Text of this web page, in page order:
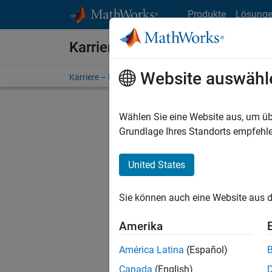
Produkte
Karriere bei MathWorks
Karriere – Übersicht Stellensuche
FILTER:
Stellen
Es
Region
Website
Wählen Sie eine Website aus, um
Grundlage Ihres Standorts
United States
Sie können auch eine Website aus
Amerika
América Latina (Español)
Canada (English)